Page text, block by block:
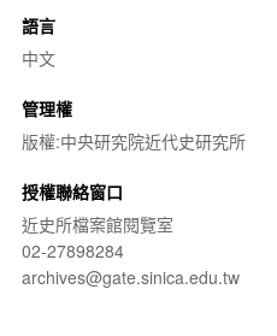
語言
中文
管理權
版權:中央研究院近代史研究所
授權聯絡窗口
近史所檔案館閱覽室
02-27898284
archives@gate.sinica.edu.tw